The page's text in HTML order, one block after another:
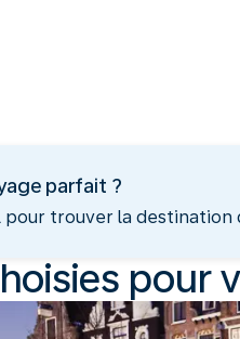
parfait ?
trouver la destination
pour